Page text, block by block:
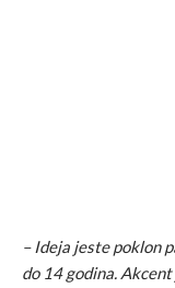
– Ideja jeste poklon
do 14 godina.